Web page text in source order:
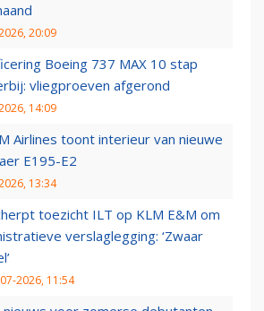
20:09
Boeing 737 MAX 10 stap
vliegproeven afgerond
14:09
Airlines toont interieur van nieuwe
E195-E2
13:34
toezicht ILT op KLM E&M om
verslaglegging: ‘Zwaar
2026, 11:54